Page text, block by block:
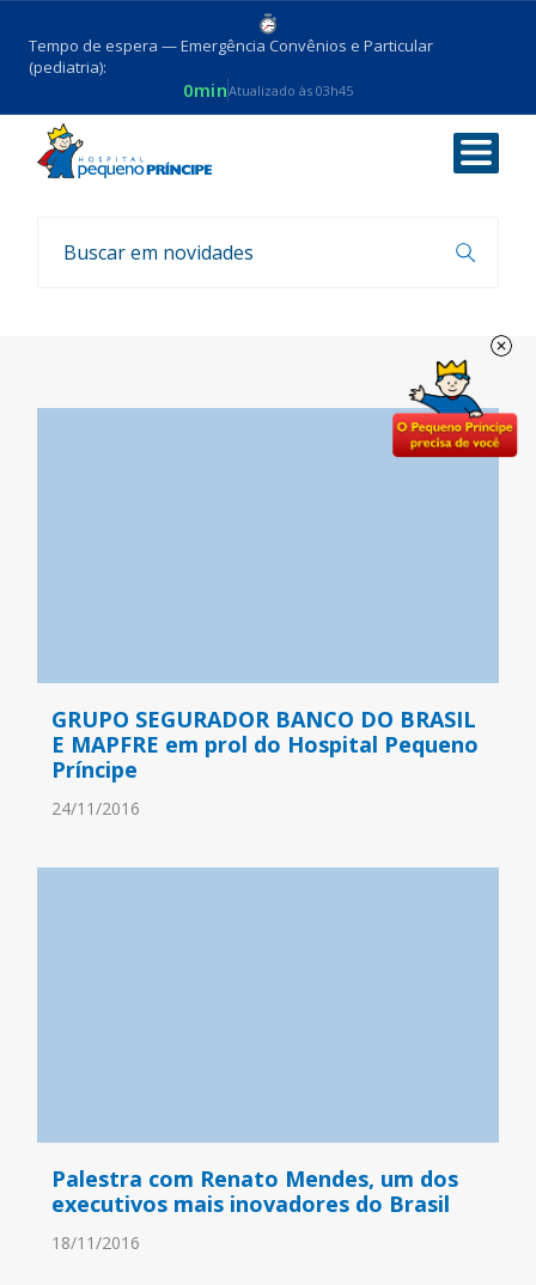
Tempo de espera — Emergência Convênios e Particular
(pediatria):
0minAtualizado às 03h45
Voltar
Eventos
GRUPO SEGURADOR BANCO DO BRASIL
E MAPFRE em prol do Hospital Pequeno
Príncipe
24/11/2016
Palestra com Renato Mendes, um dos
executivos mais inovadores do Brasil
18/11/2016